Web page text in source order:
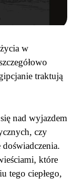
w
traktują
nad wyjazdem
czy
które
tego ciepłego,